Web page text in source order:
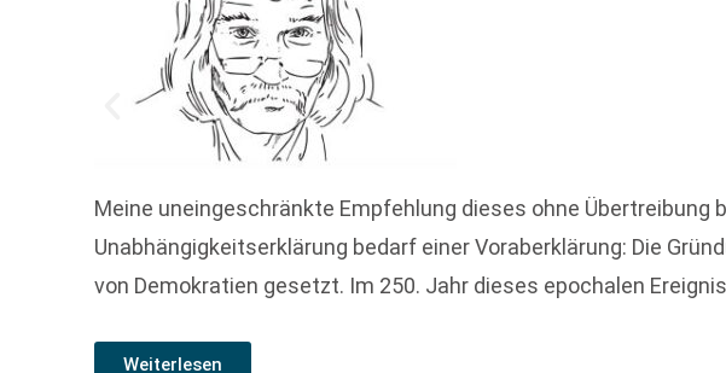
Meine uneingeschränkte Empfehlung dieses ohne
Unabhängigkeitserklärung bedarf einer Voraberklärung: Die
von Demokratien gesetzt. Im 250. Jahr dieses epochalen
Weiterlesen